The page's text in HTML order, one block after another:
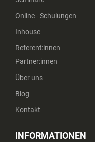
Online - Schulungen
Inhouse
Referent:innen
Partner:innen
Über uns
Blog
Kontakt
INFORMATIONEN